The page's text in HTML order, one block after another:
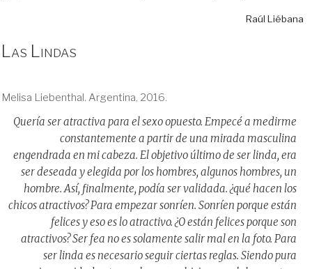
Raúl Liébana
Las Lindas
Melisa Liebenthal. Argentina, 2016.
Quería ser atractiva para el sexo opuesto. Empecé a medirme
constantemente a partir de una mirada masculina
engendrada en mi cabeza. El objetivo último de ser linda, era
ser deseada y elegida por los hombres, algunos hombres, un
hombre. Así, finalmente, podía ser validada. ¿qué hacen los
chicos atractivos? Para empezar sonríen. Sonríen porque están
felices y eso es lo atractivo. ¿O están felices porque son
atractivos? Ser fea no es solamente salir mal en la foto. Para
ser linda es necesario seguir ciertas reglas. Siendo pura